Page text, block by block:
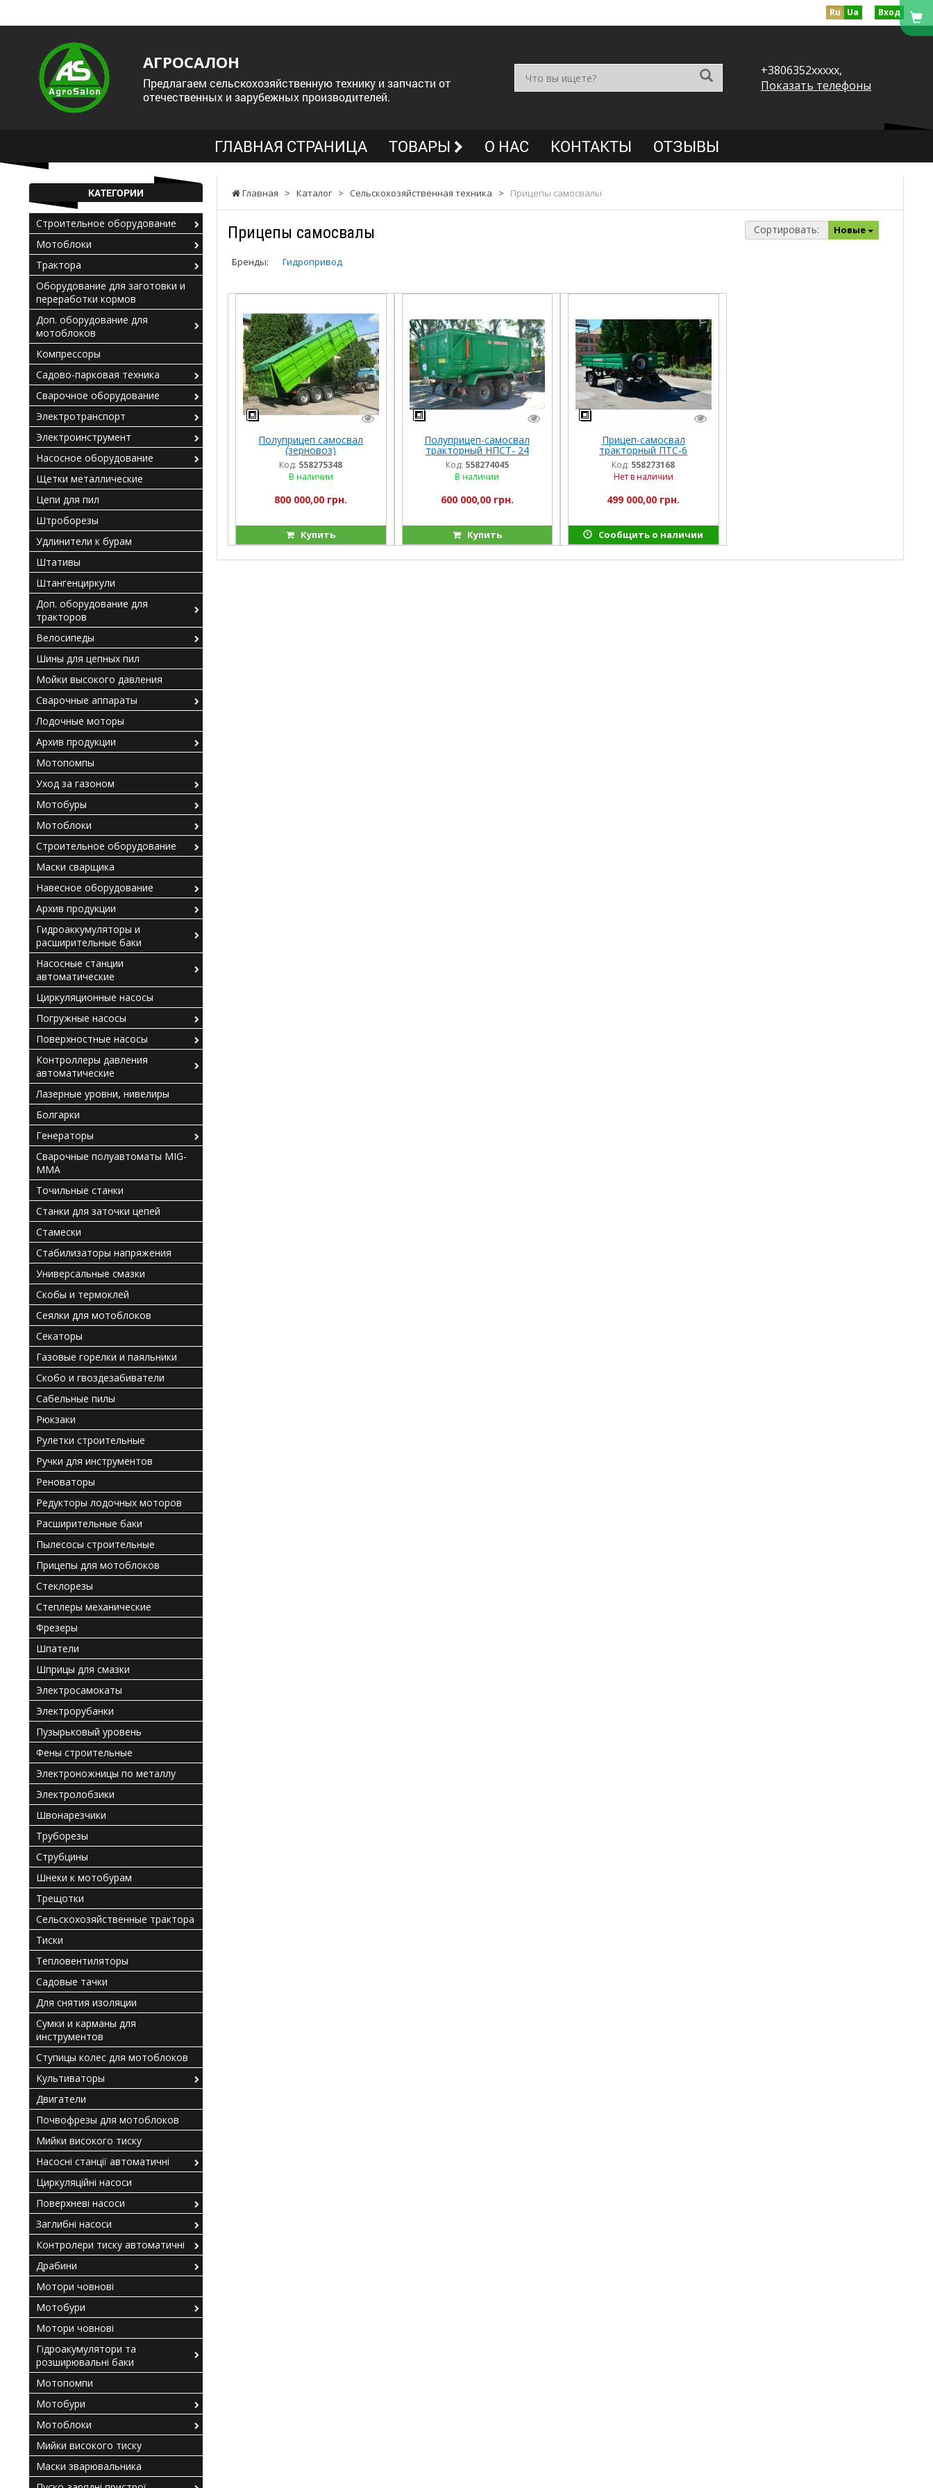
Ru Ua Вход
АГРОСАЛОН
Предлагаем сельскохозяйственную технику и запчасти от
отечественных и зарубежных производителей.
+3806352xxxxx,
Показать телефоны
ГЛАВНАЯ СТРАНИЦА ТОВАРЫ О НАС КОНТАКТЫ ОТЗЫВЫ
Главная > Каталог > Сельскохозяйственная техника > Прицепы самосвалы
Прицепы самосвалы Сортировать: Новые
Бренды: Гидропривод
Полуприцеп самосвал
(зерновоз)
Код: 558275348
В наличии
800 000,00 грн.
Купить
Полуприцеп-самосвал
тракторный НПСТ- 24
Код: 558274045
В наличии
600 000,00 грн.
Купить
Прицеп-самосвал
тракторный ПТС-6
Код: 558273168
Нет в наличии
499 000,00 грн.
Сообщить о наличии
КАТЕГОРИИ
Строительное оборудование
Мотоблоки
Трактора
Оборудование для заготовки и
переработки кормов
Доп. оборудование для
мотоблоков
Компрессоры
Садово-парковая техника
Сварочное оборудование
Электротранспорт
Электроинструмент
Насосное оборудование
Щетки металлические
Цепи для пил
Штроборезы
Удлинители к бурам
Штативы
Штангенциркули
Доп. оборудование для
тракторов
Велосипеды
Шины для цепных пил
Мойки высокого давления
Сварочные аппараты
Лодочные моторы
Архив продукции
Мотопомпы
Уход за газоном
Мотобуры
Мотоблоки
Строительное оборудование
Маски сварщика
Навесное оборудование
Архив продукции
Гидроаккумуляторы и
расширительные баки
Насосные станции
автоматические
Циркуляционные насосы
Погружные насосы
Поверхностные насосы
Контроллеры давления
автоматические
Лазерные уровни, нивелиры
Болгарки
Генераторы
Сварочные полуавтоматы MIG-
MMA
Точильные станки
Станки для заточки цепей
Стамески
Стабилизаторы напряжения
Универсальные смазки
Скобы и термоклей
Сеялки для мотоблоков
Секаторы
Газовые горелки и паяльники
Скобо и гвоздезабиватели
Сабельные пилы
Рюкзаки
Рулетки строительные
Ручки для инструментов
Реноваторы
Редукторы лодочных моторов
Расширительные баки
Пылесосы строительные
Прицепы для мотоблоков
Стеклорезы
Степлеры механические
Фрезеры
Шпатели
Шприцы для смазки
Электросамокаты
Электрорубанки
Пузырьковый уровень
Фены строительные
Электроножницы по металлу
Электролобзики
Швонарезчики
Труборезы
Струбцины
Шнеки к мотобурам
Трещотки
Сельскохозяйственные трактора
Тиски
Тепловентиляторы
Садовые тачки
Для снятия изоляции
Сумки и карманы для
инструментов
Ступицы колес для мотоблоков
Культиваторы
Двигатели
Почвофрезы для мотоблоков
Мийки високого тиску
Насосні станції автоматичні
Циркуляційні насоси
Поверхневі насоси
Заглибні насоси
Контролери тиску автоматичні
Драбини
Мотори човнові
Мотобури
Мотори човнові
Гідроакумулятори та
розширювальні баки
Мотопомпи
Мотобури
Мотоблоки
Мийки високого тиску
Маски зварювальника